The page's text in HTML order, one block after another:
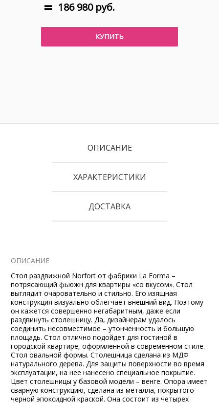
186 980 руб.
КУПИТЬ
ОПИСАНИЕ
ХАРАКТЕРИСТИКИ
ДОСТАВКА
ОПИСАНИЕ
Стол раздвижной Norfort от фабрики La Forma –
потрясающий фьюжн для квартиры «со вкусом». Стол
выглядит очаровательно и стильно. Его изящная
конструкция визуально облегчает внешний вид. Поэтому
он кажется совершенно негабаритным, даже если
раздвинуть столешницу. Да, дизайнерам удалось
соединить несовместимое – утонченность и большую
площадь. Стол отлично подойдет для гостиной в
городской квартире, оформленной в современном стиле.
Стол овальной формы. Столешница сделана из МДФ
натурального дерева. Для защиты поверхности во время
эксплуатации, на нее нанесено специальное покрытие.
Цвет столешницы у базовой модели – венге. Опора имеет
сварную конструкцию, сделана из металла, покрытого
черной эпоксидной краской. Она состоит из четырех